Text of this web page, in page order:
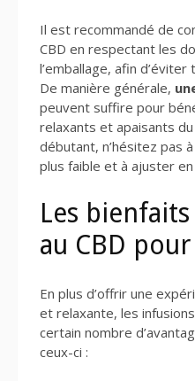
Il est recommandé de
CBD en respectant les
l’emballage, afin
De manière générale,
peuvent suffire pour
relaxants et apaisants
débutant, n’hésitez pas
plus faible et à ajuster
Les
au CBD
En plus d’offrir une
et relaxante, les
certain nombre
ceux-ci :